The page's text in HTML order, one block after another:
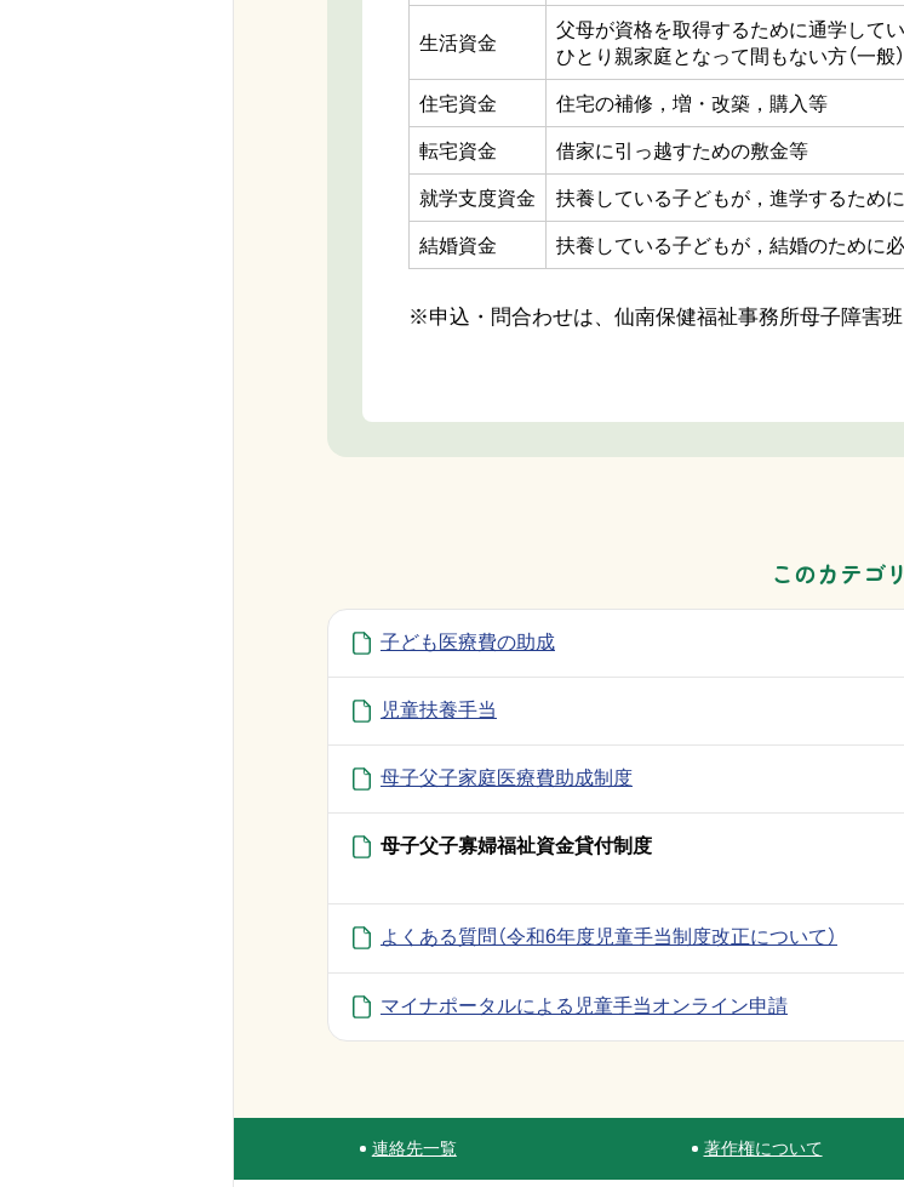
生活資金
父母が資格を取得するために通学してい
ひとり親家庭となって間もない方（一般
住宅資金 住宅の補修，増・改築，購入等
転宅資金 借家に引っ越すための敷金等
就学支度資金 扶養している子どもが，進学するため
結婚資金 扶養している子どもが，結婚のために
※申込・問合わせは、仙南保健福祉事務所母子障害班
このカテゴ
子ども医療費の助成
児童扶養手当
母子父子家庭医療費助成制度
母子父子寡婦福祉資金貸付制度
よくある質問（令和6年度児童手当制度改正について）
マイナポータルによる児童手当オンライン申請
Site Navigation
連絡先一覧 著作権について